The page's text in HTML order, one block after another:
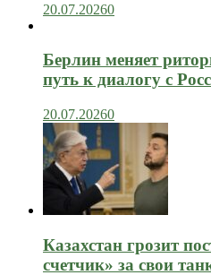
20.07.20260
Берлин меняет
путь к диалогу с
20.07.20260
Казахстан грозит
счетчик» за свои